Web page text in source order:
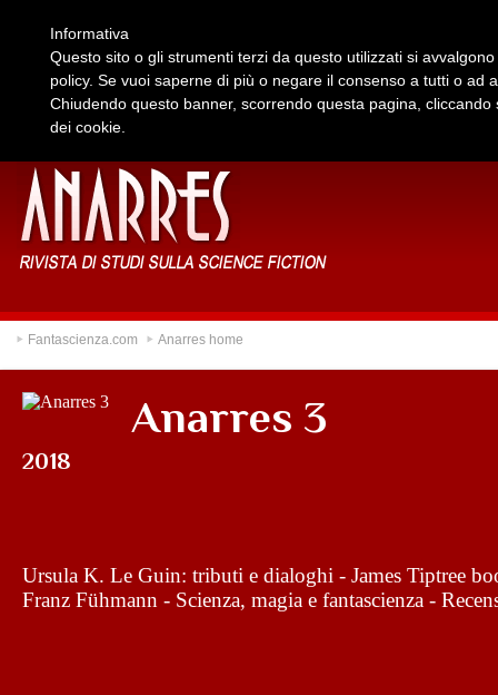
Fantascienza.com Anarres home
Anarres 3
2018
Ursula K. Le Guin: tributi e dialoghi - James Tiptree
Franz Fühmann - Scienza, magia e fantascienza -
Informativa
Questo sito o gli strumenti terzi da questo utilizzati si
policy. Se vuoi saperne di più o negare il consenso a tutti o ad
Chiudendo questo banner, scorrendo questa pagina,
dei cookie.